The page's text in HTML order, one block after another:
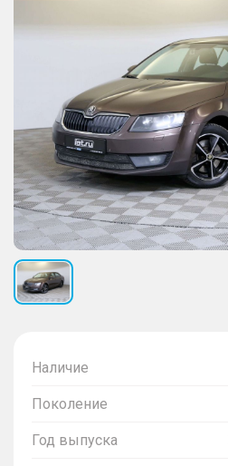
Наличие
Поколение
Год выпуска